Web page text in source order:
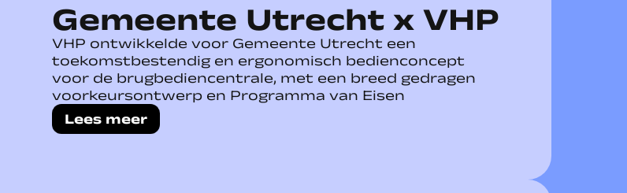
Gemeente Utrecht x VHP
VHP ontwikkelde voor Gemeente Utrecht een
toekomstbestendig en ergonomisch bedienconcept
voor de brugbediencentrale, met een breed gedragen
voorkeursontwerp en Programma van Eisen
Lees meer